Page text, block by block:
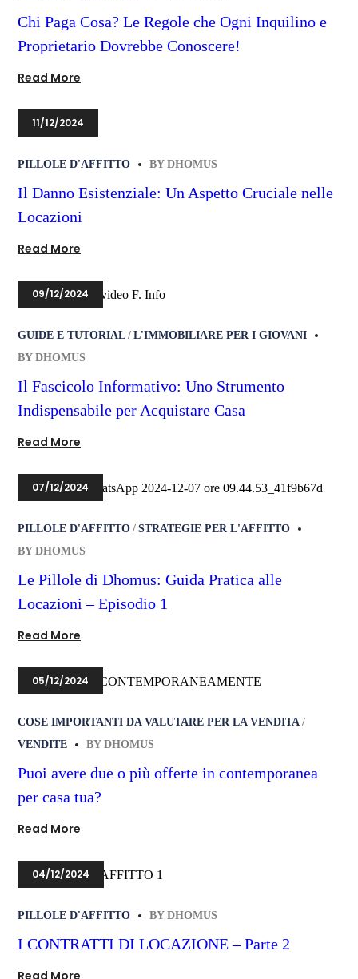
Chi Paga Cosa? Le Regole che Ogni Inquilino e
Proprietario Dovrebbe Conoscere!
Read More
11/12/2024
PILLOLE D'AFFITTO BYDHOMUS
Il Danno Esistenziale: Un Aspetto Cruciale nelle
Locazioni
Read More
09/12/2024
GUIDE E TUTORIAL
L'IMMOBILIARE PER I GIOVANI
BYDHOMUS
Il Fascicolo Informativo: Uno Strumento
Indispensabile per Acquistare Casa
Read More
07/12/2024
PILLOLE D'AFFITTO
STRATEGIE PER L'AFFITTO
BYDHOMUS
Le Pillole di Dhomus: Guida Pratica alle
Locazioni – Episodio 1
Read More
05/12/2024
COSE IMPORTANTI DA VALUTARE PER LA VENDITA
VENDITE
BYDHOMUS
Puoi avere due o più offerte in contemporanea
per casa tua?
Read More
04/12/2024
PILLOLE D'AFFITTO BYDHOMUS
I CONTRATTI DI LOCAZIONE – Parte 2
Read More